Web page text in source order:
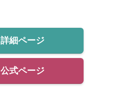
詳細ページ
公式ページ